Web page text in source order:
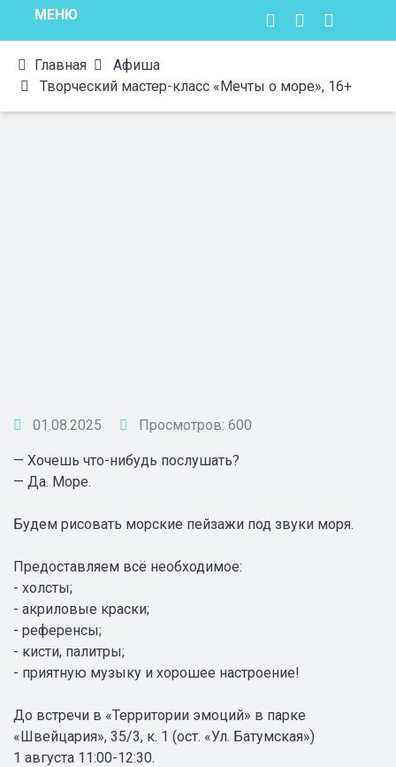
МЕНЮ
Главная
Афиша
Творческий мастер-класс «Мечты о море», 16+
01.08.2025 Просмотров: 600
— Хочешь что-нибудь послушать?
— Да. Море.
Будем рисовать морские пейзажи под звуки моря.
Предоставляем всё необходимое:
- холсты;
- акриловые краски;
- референсы;
- кисти, палитры;
- приятную музыку и хорошее настроение!
До встречи в «Территории эмоций» в парке
«Швейцария», 35/3, к. 1 (ост. «Ул. Батумская»)
1 августа 11:00-12:30.